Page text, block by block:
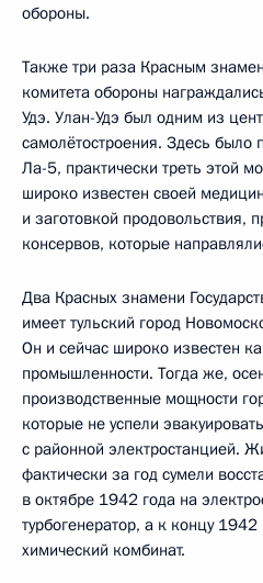
обороны.
Также три раза Красным
комитета обороны
Удэ. Улан-Удэ был одним из
самолётостроения. Здесь было
Ла-5, практически треть этой
широко известен своей
и заготовкой продовольствия,
консервов, которые
Два Красных знамени
имеет тульский город
Он и сейчас широко известен
промышленности. Тогда же,
производственные мощности
которые не успели
с районной электростанцией.
фактически за год сумели
в октябре 1942 года на
турбогенератор, а к концу
химический комбинат.